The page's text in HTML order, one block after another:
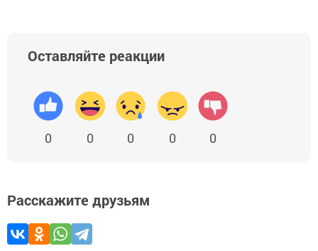
Оставляйте реакции
0 0 0 0 0
Расскажите друзьям